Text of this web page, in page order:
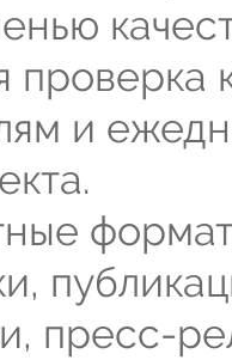
проверка
и
пресс-